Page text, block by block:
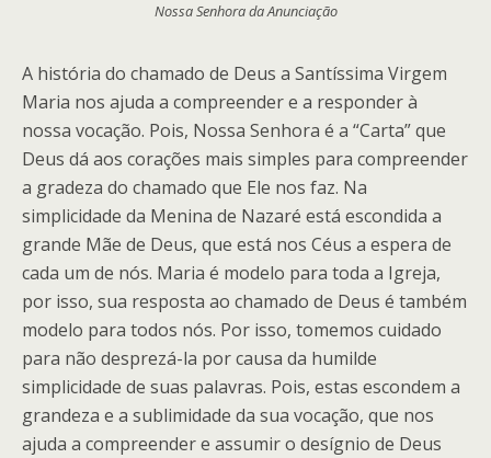
Nossa Senhora da Anunciação
A história do chamado de Deus a Santíssima Virgem
Maria nos ajuda a compreender e a responder à
nossa vocação. Pois, Nossa Senhora é a “Carta” que
Deus dá aos corações mais simples para compreender
a gradeza do chamado que Ele nos faz. Na
simplicidade da Menina de Nazaré está escondida a
grande Mãe de Deus, que está nos Céus a espera de
cada um de nós. Maria é modelo para toda a Igreja,
por isso, sua resposta ao chamado de Deus é também
modelo para todos nós. Por isso, tomemos cuidado
para não desprezá-la por causa da humilde
simplicidade de suas palavras. Pois, estas escondem a
grandeza e a sublimidade da sua vocação, que nos
ajuda a compreender e assumir o desígnio de Deus